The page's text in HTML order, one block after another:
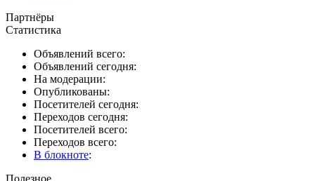
Партнёры
Статистика
Объявлений всего:
Объявлений сегодня:
На модерации:
Опубликованы:
Посетителей сегодня:
Переходов сегодня:
Посетителей всего:
Переходов всего:
В блокноте:
Полезное